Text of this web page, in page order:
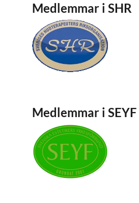
Medlemmar i SHR
Medlemmar i SEYF